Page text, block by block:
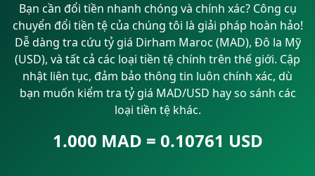
Bạn cần đổi tiền nhanh chóng và chính xác? Công cụ
chuyển đổi tiền tệ của chúng tôi là giải pháp hoàn hảo!
Dễ dàng tra cứu tỷ giá Dirham Maroc (MAD), Đô la Mỹ
(USD), và tất cả các loại tiền tệ chính trên thế giới. Cập
nhật liên tục, đảm bảo thông tin luôn chính xác, dù
bạn muốn kiểm tra tỷ giá MAD/USD hay so sánh các
loại tiền tệ khác.
1.000 MAD = 0.10761 USD